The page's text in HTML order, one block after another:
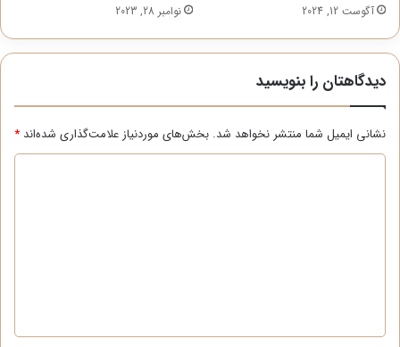
آگوست 12, 2024 نوامبر 28, 2023
دیدگاهتان را بنویسید
نشانی ایمیل شما منتشر نخواهد شد. بخش‌های موردنیاز علامت‌گذاری شده‌اند *